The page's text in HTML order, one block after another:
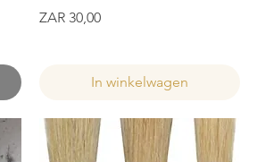
Prijs
ZAR 30,00
In winkelwagen